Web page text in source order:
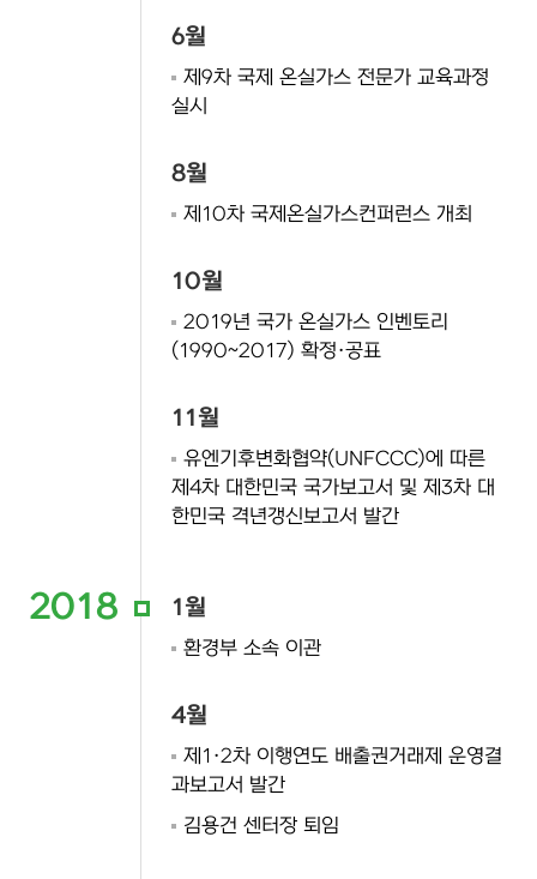
6월
제9차 국제 온실가스 전문가 교육과정
실시
8월
제10차 국제온실가스컨퍼런스 개최
10월
2019년 국가 온실가스 인벤토리
(1990~2017) 확정·공표
11월
유엔기후변화협약(UNFCCC)에 따른
제4차 대한민국 국가보고서 및 제3차 대
한민국 격년갱신보고서 발간
2018 1월
환경부 소속 이관
4월
제1·2차 이행연도 배출권거래제 운영결
과보고서 발간
김용건 센터장 퇴임